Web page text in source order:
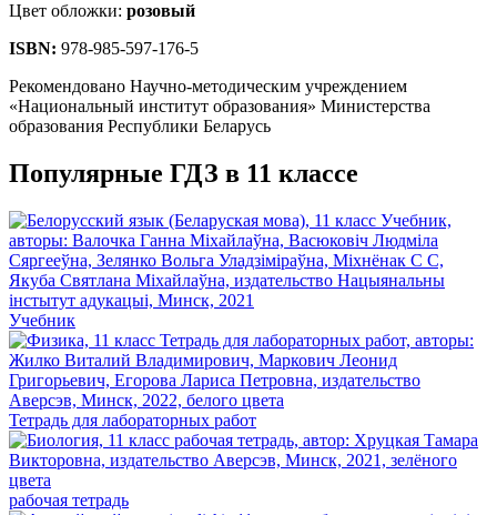
Цвет обложки: розовый
ISBN: 978-985-597-176-5
Рекомендовано Научно-методическим учреждением
«Национальный институт образования» Министерства
образования Республики Беларусь
Популярные ГДЗ в 11 классе
Учебник
Тетрадь для лабораторных работ
рабочая тетрадь